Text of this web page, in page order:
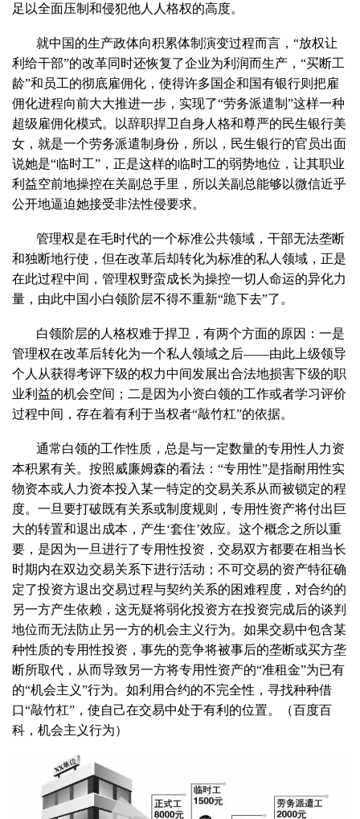
足以全面压制和侵犯他人人格权的高度。
就中国的生产政体向积累体制演变过程而言，“放权让
利给干部”的改革同时还恢复了企业为利润而生产，“买断工
龄”和员工的彻底雇佣化，使得许多国企和国有银行则把雇
佣化进程向前大大推进一步，实现了“劳务派遣制”这样一种
超级雇佣化模式。以辞职捍卫自身人格和尊严的民生银行美
女，就是一个劳务派遣制身份，所以，民生银行的官员出面
说她是“临时工”，正是这样的临时工的弱势地位，让其职业
利益空前地操控在关副总手里，所以关副总能够以微信近乎
公开地逼迫她接受非法性侵要求。
管理权是在毛时代的一个标准公共领域，干部无法垄断
和独断地行使，但在改革后却转化为标准的私人领域，正是
在此过程中间，管理权野蛮成长为操控一切人命运的异化力
量，由此中国小白领阶层不得不重新“跪下去”了。
白领阶层的人格权难于捍卫，有两个方面的原因：一是
管理权在改革后转化为一个私人领域之后——由此上级领导
个人从获得考评下级的权力中间发展出合法地损害下级的职
业利益的机会空间；二是因为小资白领的工作或者学习评价
过程中间，存在着有利于当权者“敲竹杠”的依据。
通常白领的工作性质，总是与一定数量的专用性人力资
本积累有关。按照威廉姆森的看法：“专用性”是指耐用性实
物资本或人力资本投入某一特定的交易关系从而被锁定的程
度。一旦要打破既有关系或制度规则，专用性资产将付出巨
大的转置和退出成本，产生‘套住’效应。这个概念之所以重
要，是因为一旦进行了专用性投资，交易双方都要在相当长
时期内在双边交易关系下进行活动；不可交易的资产特征确
定了投资方退出交易过程与契约关系的困难程度，对合约的
另一方产生依赖，这无疑将弱化投资方在投资完成后的谈判
地位而无法防止另一方的机会主义行为。如果交易中包含某
种性质的专用性投资，事先的竞争将被事后的垄断或买方垄
断所取代，从而导致另一方将专用性资产的“准租金”为已有
的“机会主义”行为。如利用合约的不完全性，寻找种种借
口“敲竹杠”，使自己在交易中处于有利的位置。（百度百
科，机会主义行为）